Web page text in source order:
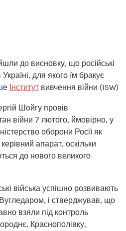
до висновку, що російські
для якого їм бракує
Інститут вивчення війни (ISW)
Шойгу провів
війни 7 лютого, ймовірно, у
оборони Росії як
апарат, оскільки
до нового великого
війська успішно розвивають
і стверджував, що
взяли під контроль
Краснополівку,